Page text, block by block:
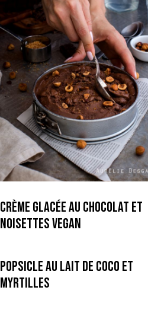
Crème glacée au Chocolat et
Noisettes Vegan
Popsicle au Lait de Coco et
Myrtilles